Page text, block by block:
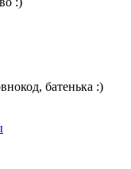
батенька :)